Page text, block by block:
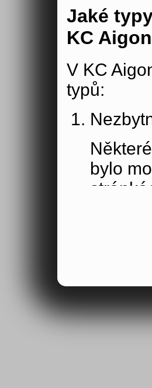
Jaké
KC
V KC
typů:
bylo
tom,